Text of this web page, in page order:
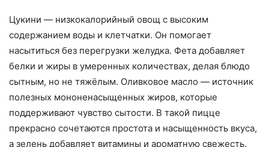
Цукини — низкокалорийный овощ с высоким
содержанием воды и клетчатки. Он помогает
насытиться без перегрузки желудка. Фета добавляет
белки и жиры в умеренных количествах, делая блюдо
сытным, но не тяжёлым. Оливковое масло — источник
полезных мононенасыщенных жиров, которые
поддерживают чувство сытости. В такой пицце
прекрасно сочетаются простота и насыщенность вкуса,
а зелень добавляет витамины и ароматную свежесть.